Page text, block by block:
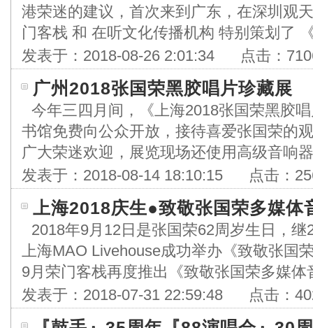
港荣迷的建议，首次来到广东，在深圳观
门客栈 和 在听文化传播机构 特别策划了
发表于： 2018-08-26 2:01:34 点击：
广州2018张国荣黑胶唱片珍藏展
今年三四月间，《上海2018张国荣黑胶
书馆免费向公众开放，接待喜爱张国荣的
广大荣迷欢迎，展览现场还使用高级音响
发表于： 2018-08-14 18:10:15 点击：
上海2018庆生●致敬张国荣多媒体
2018年9月12日是张国荣62周岁生日，
上海MAO Livehouse成功举办《致敬张国
9月荣门客栈再度推出《致敬张国荣多媒
发表于： 2018-07-31 22:59:48 点击：